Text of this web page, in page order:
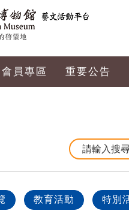
會員專區 重要公告
教育活動 特別